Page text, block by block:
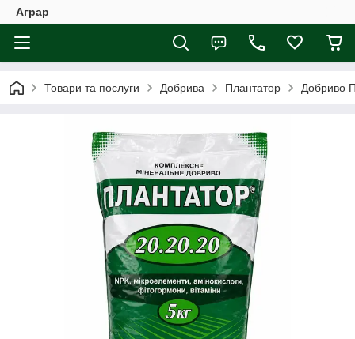
Аграр
Товари та послуги Добрива Плантатор Добриво